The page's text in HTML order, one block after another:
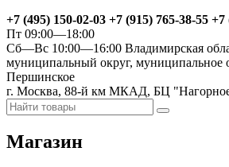
+7 (495) 150-02-03 +7 (915) 765-38-55 +7
Пт 09:00—18:00
Сб—Вс 10:00—16:00 Владимирская
муниципальный округ, муниципальное
Першинское
г. Москва, 88-й км МКАД, БЦ
Магазин